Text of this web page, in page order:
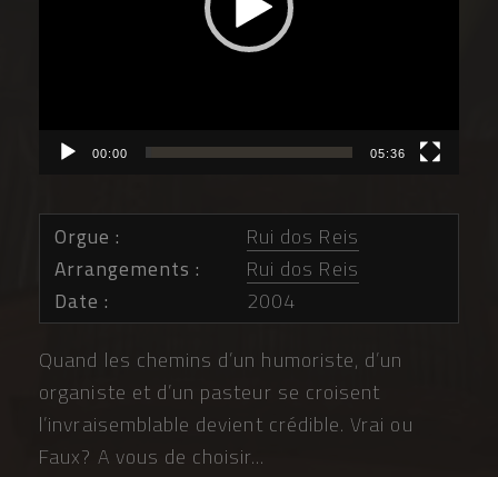
00:00 05:36
Orgue
Rui dos Reis
Arrangements
Rui dos Reis
Date
2004
Quand les chemins d’un humoriste, d’un
organiste et d’un pasteur se croisent
l’invraisemblable devient crédible. Vrai ou
Faux? A vous de choisir…